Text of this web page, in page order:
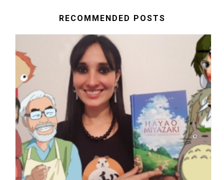
RECOMMENDED POSTS